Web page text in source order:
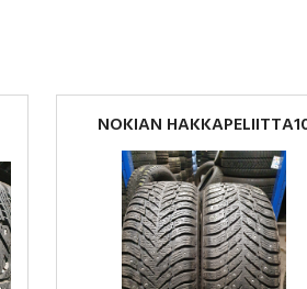
NOKIAN
235/60 R18